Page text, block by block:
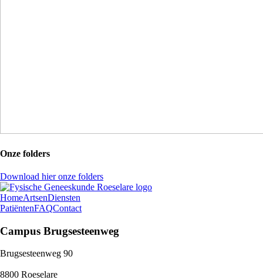
Onze folders
Download hier onze folders
HomeArtsenDiensten
PatiëntenFAQContact
Campus Brugsesteenweg
Brugsesteenweg 90
8800 Roeselare